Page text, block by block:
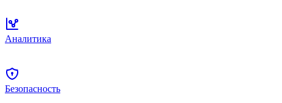
Аналитика
Безопасность